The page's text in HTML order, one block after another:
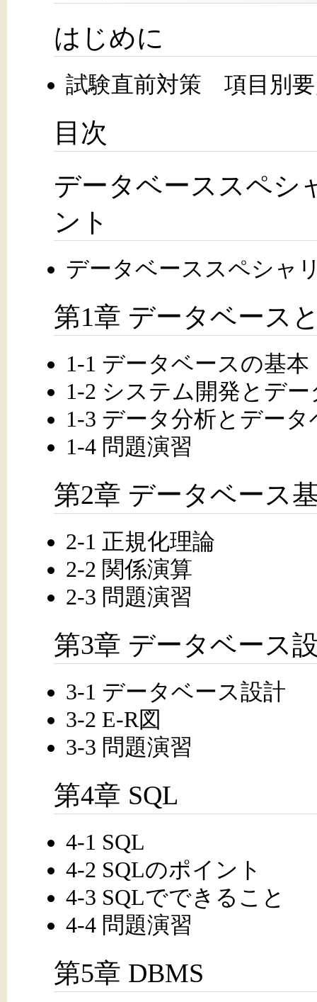
はじめに
試験直前対策 項目別
目次
データベーススペ
ント
データベーススペシャ
第1章 データベース
1-1 データベースの基本
1-2 システム開発とデ
1-3 データ分析とデータ
1-4 問題演習
第2章 データベース
2-1 正規化理論
2-2 関係演算
2-3 問題演習
第3章 データベース
3-1 データベース設計
3-2 E-R図
3-3 問題演習
第4章 SQL
4-1 SQL
4-2 SQLのポイント
4-3 SQLでできること
4-4 問題演習
第5章 DBMS